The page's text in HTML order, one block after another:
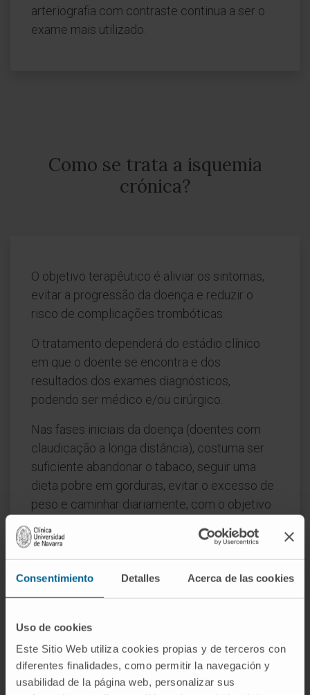
Consentimiento Detalles Acerca de las cookies
Uso de cookies
Este Sitio Web utiliza cookies propias y de terceros con
diferentes finalidades, como permitir la navegación y
usabilidad de la página web, personalizar sus
arteriografia com contraste continua a ser o
exame mais utilizado.
Como se trata a isquemia
crónica?
O objetivo terapêutico é aliviar os sintomas,
evitar a progressão da doença e reduzir o
risco de complicações trombóticas.
O tratamento dependerá do estádio clínico
em que o doente se encontra e dos
resultados dos exames diagnósticos,
podendo ser médico e/ou cirúrgico.
Nas fases iniciais da doença (doentes com
claudicação a longa distância), costuma ser
suficiente abandonar o tabaco, seguir uma
dieta pobre em gorduras, evitar o excesso de
peso e caminhar diariamente, com o objetivo
vasos colaterais, bem como controlar
adequadamente a tensão arterial e a diabetes,
se existirem.
importante do tratamento, mas, além disso, é
necessária a utilização de fármacos; os mais
eficazes são os agentes hemorreológicos e
os antiagregantes plaquetários.